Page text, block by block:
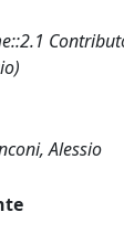
Alessio